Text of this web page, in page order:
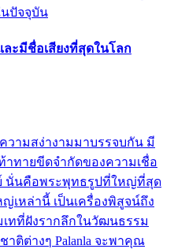
ปัจจุบัน
ะมีชื่อเสียงที่สุดในโลก
ามสง่างามมาบรรจบกัน มี
าทายขีดจำกัดของความเชื่อ
นั่นคือพระพุทธรูปที่ใหญ่ที่สุด
เหล่านี้ เป็นเครื่องพิสูจน์ถึง
ทที่ฝังรากลึกในวัฒนธรรม
ติต่างๆ Palanla จะพาคุณ